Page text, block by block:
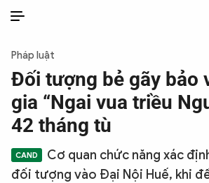
THỜI SỰ
CHỐNG DIỄN BIẾN HÒA BÌNH
CÔNG AN TRONG LÒNG DÂN
Pháp luật
Đối tượng bẻ gãy bảo
gia “Ngai vua triều
42 tháng tù
Cơ quan chức năng xác
đối tượng vào Đại Nội Huế, khi